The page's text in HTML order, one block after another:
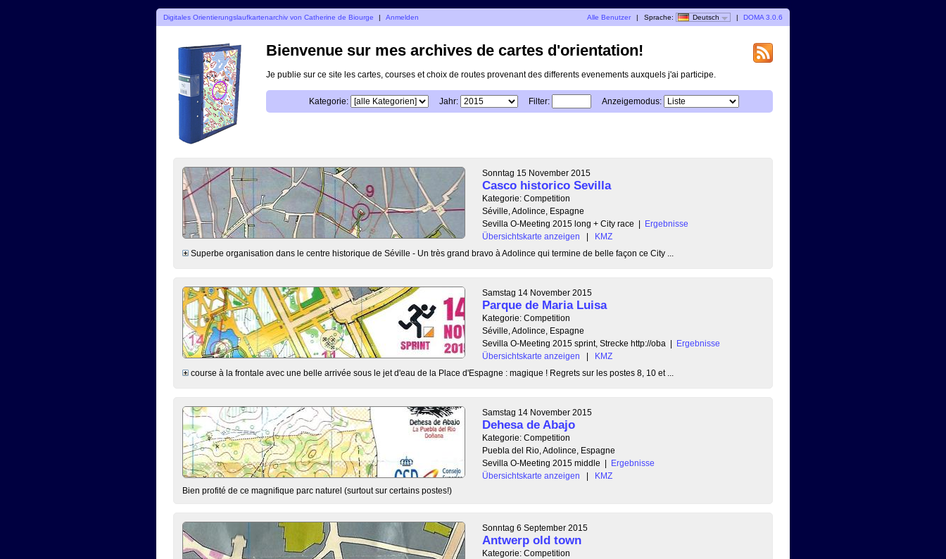
Digitales Orientierungslaufkartenarchiv von Catherine de Biourge | Anmelden Alle Benutzer | Sprache: Deutsch | DOMA 3.0.6
Bienvenue sur mes archives de cartes d'orientation!
Je publie sur ce site les cartes, courses et choix de routes provenant des differents evenements auxquels j'ai participe.
Kategorie: Jahr: Filter: Anzeigemodus:
Sonntag 15 November 2015
Casco historico Sevilla
Kategorie: Competition
Séville, Adolince, Espagne
Sevilla O-Meeting 2015 long + City race | Ergebnisse
Übersichtskarte anzeigen
|
KMZ
Superbe organisation dans le centre historique de Séville - Un très grand bravo à Adolince qui termine de belle façon ce City ...
Samstag 14 November 2015
Parque de Maria Luisa
Kategorie: Competition
Séville, Adolince, Espagne
Sevilla O-Meeting 2015 sprint, Strecke http://oba | Ergebnisse
Übersichtskarte anzeigen
|
KMZ
course à la frontale avec une belle arrivée sous le jet d'eau de la Place d'Espagne : magique ! Regrets sur les postes 8, 10 et ...
Samstag 14 November 2015
Dehesa de Abajo
Kategorie: Competition
Puebla del Rio, Adolince, Espagne
Sevilla O-Meeting 2015 middle | Ergebnisse
Übersichtskarte anzeigen
|
KMZ
Bien profité de ce magnifique parc naturel (surtout sur certains postes!)
Sonntag 6 September 2015
Antwerp old town
Kategorie: Competition